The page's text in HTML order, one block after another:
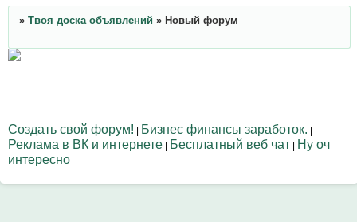
» Твоя доска объявлений » Новый форум
Создать свой форум! | Бизнес финансы заработок. |
Реклама в ВК и интернете | Бесплатный веб чат | Ну оч
интересно